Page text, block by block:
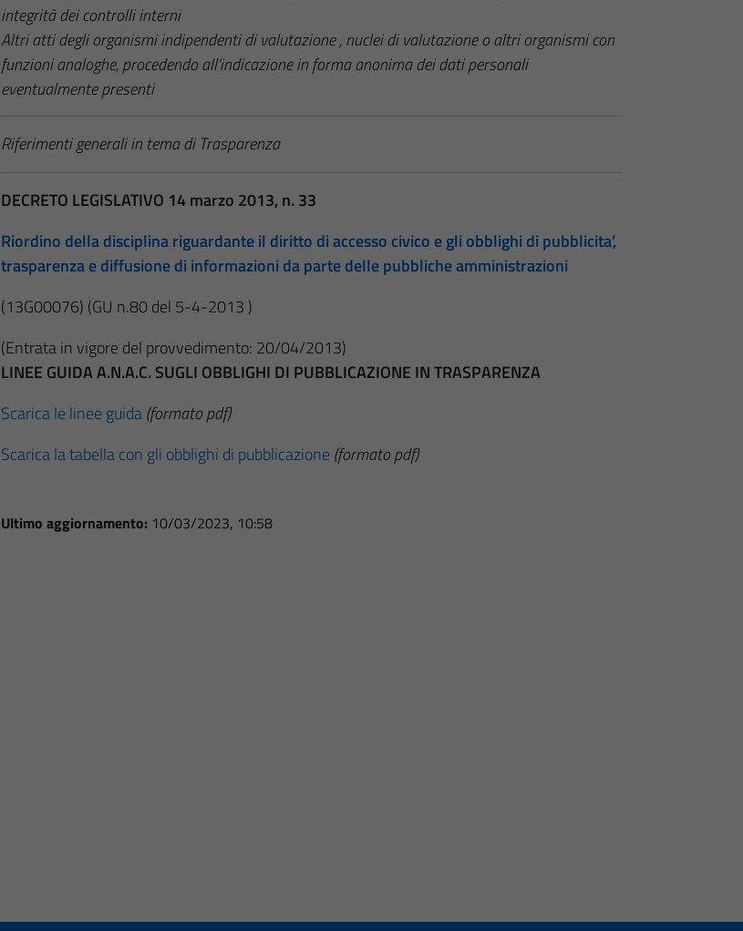
integrità dei controlli interni
Altri atti degli organismi indipendenti di valutazione , nuclei di valutazione o altri organismi con
funzioni analoghe, procedendo all’indicazione in forma anonima dei dati personali
eventualmente presenti
Riferimenti generali in tema di Trasparenza
DECRETO LEGISLATIVO 14 marzo 2013, n. 33
Riordino della disciplina riguardante il diritto di accesso civico e gli obblighi di pubblicita’,
trasparenza e diffusione di informazioni da parte delle pubbliche amministrazioni
(13G00076) (GU n.80 del 5-4-2013 )
(Entrata in vigore del provvedimento: 20/04/2013)
LINEE GUIDA A.N.A.C. SUGLI OBBLIGHI DI PUBBLICAZIONE IN TRASPARENZA
Scarica le linee guida(formato pdf)
Scarica la tabella con gli obblighi di pubblicazione (formato pdf)
Ultimo aggiornamento: 10/03/2023, 10:58